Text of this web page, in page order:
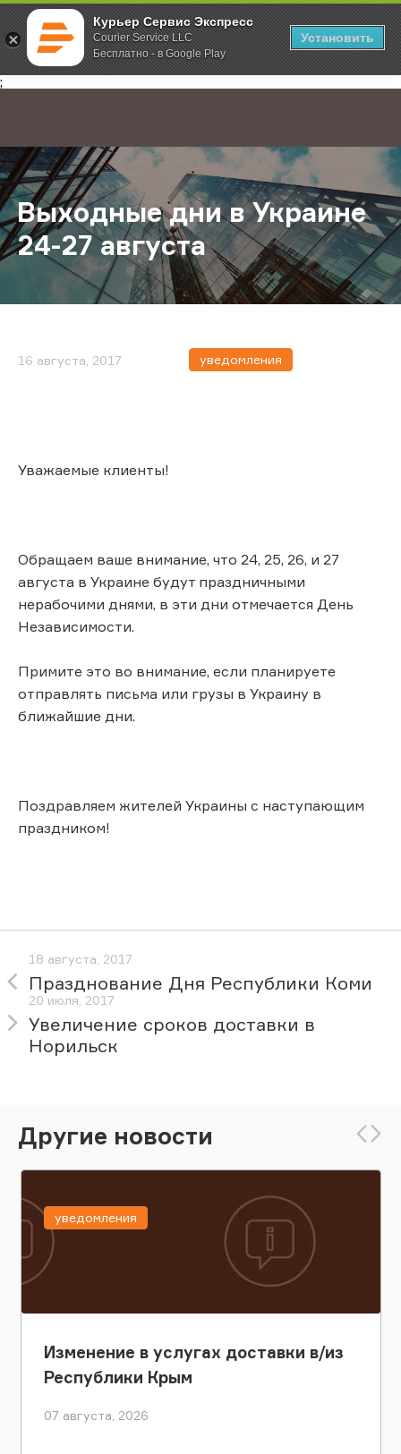
Курьер Сервис Экспресс
Courier Service LLC
Бесплатно - в Google Play
Установить
;
Главная О компании Новости Выходные дни в Украине 24-27
Выходные дни в Украине
24-27 августа
16 августа, 2017 уведомления
Уважаемые клиенты!
Обращаем ваше внимание, что 24, 25, 26, и 27
августа в Украине будут праздничными
нерабочими днями, в эти дни отмечается День
Независимости.
Примите это во внимание, если планируете
отправлять письма или грузы в Украину в
ближайшие дни.
Поздравляем жителей Украины с наступающим
праздником!
18 августа, 2017
Празднование Дня Республики Коми
20 июля, 2017
Увеличение сроков доставки в
Норильск
Другие новости
Изменение в услугах доставки в/из
Республики Крым
07 августа, 2026
уведомления